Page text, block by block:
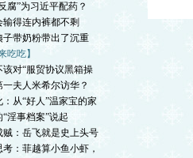
腐”为习近平配药？
输得连内裤都不剩
子带奶粉带出了沉重
吃吃】
该对“服贸协议黑箱操
一夫人米希尔访华？
：从“好人”温家宝的家
“淫事档案”说起
贼：岳飞就是史上头号
考：菲越算小鱼小虾，